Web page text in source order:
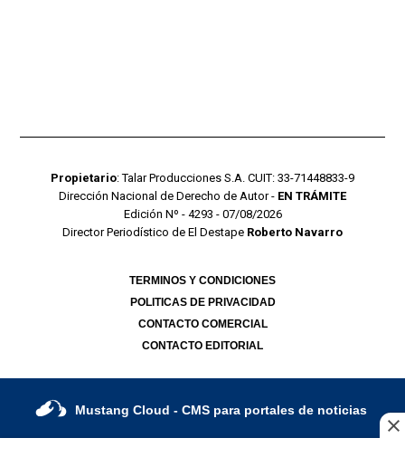
Propietario: Talar Producciones S.A. CUIT: 33-71448833-9
Dirección Nacional de Derecho de Autor - EN TRÁMITE
Edición Nº - 4293 - 07/08/2026
Director Periodístico de El Destape Roberto Navarro
TERMINOS Y CONDICIONES
POLITICAS DE PRIVACIDAD
CONTACTO COMERCIAL
CONTACTO EDITORIAL
Mustang Cloud - CMS para portales de noticias